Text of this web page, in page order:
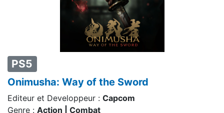
PS5
Onimusha: Way of the Sword
Editeur et Developpeur : Capcom
Genre : Action | Combat